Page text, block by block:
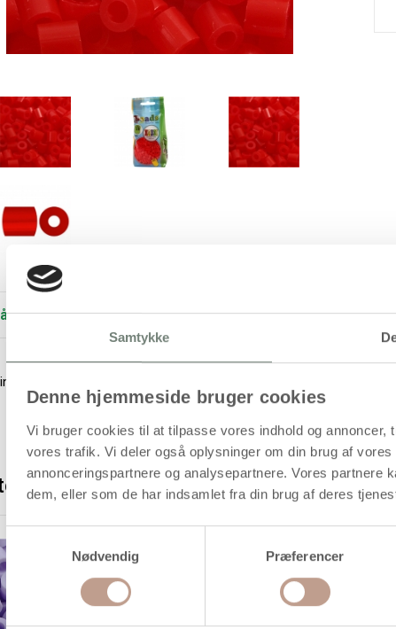
Samtykke
Denne hjemmeside bruger cookies
Vi bruger cookies til at tilpasse vores indhold og
vores trafik. Vi deler også oplysninger om din brug af
annonceringspartnere og analysepartnere. Vores partnere
dem, eller som de har indsamlet fra din brug af deres
Samtykkevalg
Nødvendig
Præferencer
lager Levering:
NABBI rørperler til fx perleplader, smykker m.m